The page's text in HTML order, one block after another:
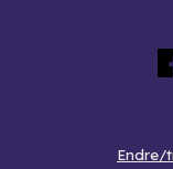
Endre/